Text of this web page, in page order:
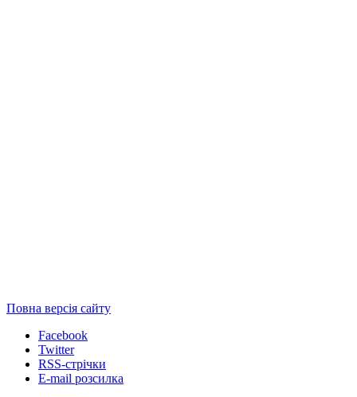
Повна версія сайту
Facebook
Twitter
RSS-стрічки
E-mail розсилка